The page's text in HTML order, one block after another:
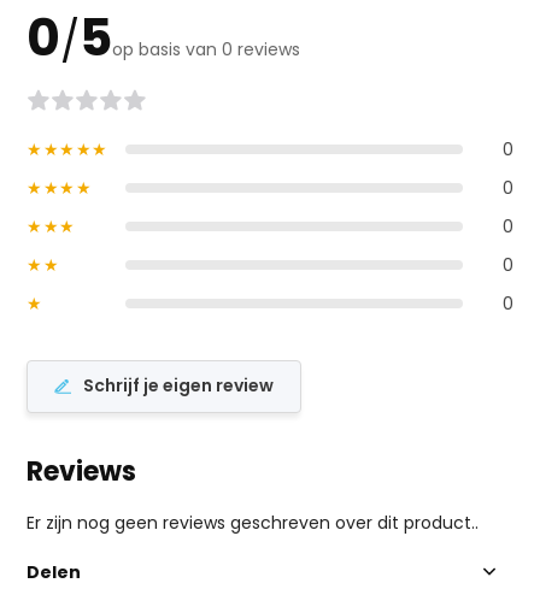
0/5op basis van 0 reviews
★★★★★
0
★★★★
0
★★★
0
★★
0
★
0
Schrijf je eigen review
Reviews
Er zijn nog geen reviews geschreven over dit product..
Delen